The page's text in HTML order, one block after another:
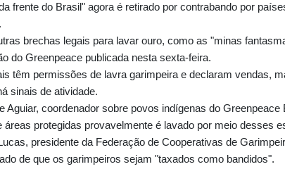
frente do Brasil" agora é retirado por contrabando por
brechas legais para lavar ouro, como as "minas
do Greenpeace publicada nesta sexta-feira.
têm permissões de lavra garimpeira e declaram vendas,
sinais de atividade.
Aguiar, coordenador sobre povos indígenas do Greenpeace
áreas protegidas provavelmente é lavado por meio desses
presidente da Federação de Cooperativas de
de que os garimpeiros sejam "taxados como bandidos".